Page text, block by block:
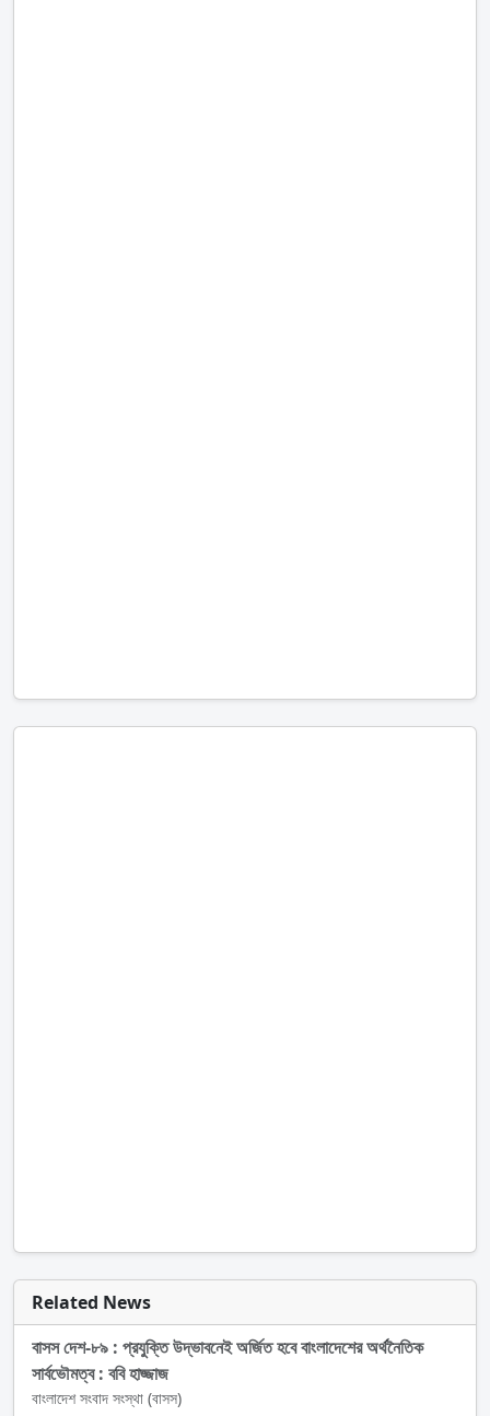
Related News
বাসস দেশ-৮৯ : প্রযুক্তি উদ্ভাবনেই অর্জিত হবে বাংলাদেশের অর্থনৈতিক
সার্বভৌমত্ব : ববি হাজ্জাজ
বাংলাদেশ সংবাদ সংস্থা (বাসস)